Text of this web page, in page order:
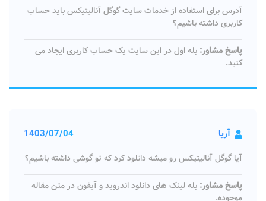
آدرس برای استفاده از خدمات سایت گوگل آنالیتیکس باید حساب
کاربری داشته باشیم؟
پاسخ مشاور: بله اول در این سایت یک حساب کاربری ایجاد می
کنید.
آریا 1403/07/04
آیا گوگل آنالیتیکس رو میشه دانلود کرد که تو گوشی داشته باشیم؟
پاسخ مشاور: بله لینک های دانلود اندروید و آیفون در متن مقاله
موجوده.